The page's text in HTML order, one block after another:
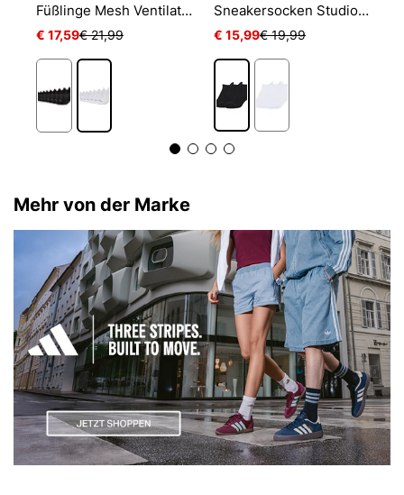
Füßlinge Mesh Ventilation
€ 17,59€ 21,99
Sneakersocken Studio-Line Pilates und Yoga
€ 15,99€ 19,99
Mehr von der Marke